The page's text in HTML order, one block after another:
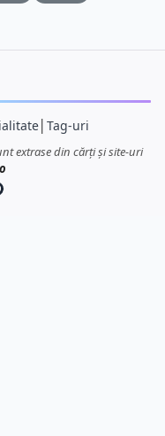
│ Tag-uri
extrase din cărți și site-uri